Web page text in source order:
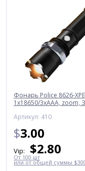
Фонарь Police 8626-
1х18650/3xAAA, zoom,
Артикул: 410
$3.00
Vip: $2.80
От 100 шт
или от общей суммы